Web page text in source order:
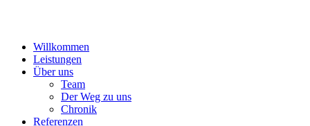
Willkommen
Leistungen
Über uns
Team
Der Weg zu uns
Chronik
Referenzen